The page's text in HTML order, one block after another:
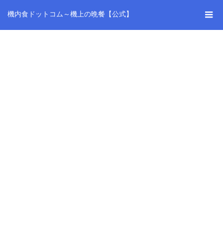
機内食ドットコム～機上の晩餐【公式】